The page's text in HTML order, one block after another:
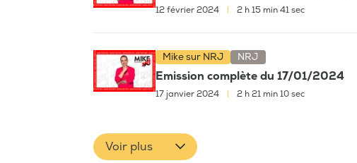
12 février 2024 2 h 15 min 41 sec
Mike sur NRJ NRJ
Emission complète du 17/01/2024
17 janvier 2024 | 2 h 21 min 10 sec
Voir plus